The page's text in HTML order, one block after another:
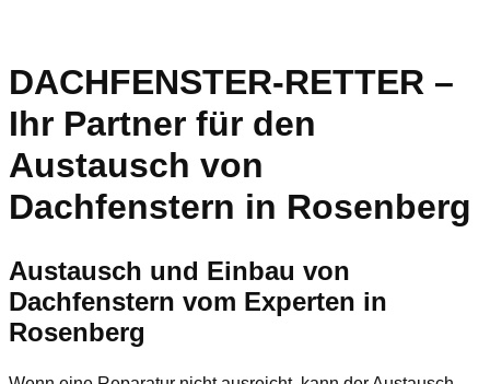
DACHFENSTER-RETTER –
Ihr Partner für den
Austausch von
Dachfenstern in Rosenberg
Austausch und Einbau von
Dachfenstern vom Experten in
Rosenberg